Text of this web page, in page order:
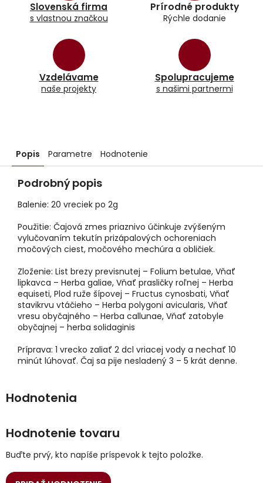
Slovenská firma
s vlastnou značkou
Prírodné produkty
Rýchle dodanie
Vzdelávame
naše projekty
Spolupracujeme
s našimi partnermi
Popis Parametre Hodnotenie
Podrobný popis
Balenie: 20 vreciek po 2g
Použitie: Čajová zmes priaznivo účinkuje zvýšeným
vylučovaním tekutín prizápalových ochoreniach
močových ciest, močového mechúra a obličiek.
Zloženie: List brezy previsnutej – Folium betulae, Vňať
lipkavca – Herba galiae, Vňať prasličky roľnej – Herba
equiseti, Plod ruže šípovej – Fructus cynosbati, Vňať
stavikrvu vtáčieho – Herba polygoni avicularis, Vňať
vresu obyčajného – Herba callunae, Vňať zatobyle
obyčajnej – herba solidaginis
Príprava: 1 vrecko zaliať 2 dcl vriacej vody a nechať 10
minút lúhovať. Čaj sa pije nesladený 3 – 5 krát denne.
Hodnotenie tovaru
Buďte prvý, kto napíše príspevok k tejto položke.